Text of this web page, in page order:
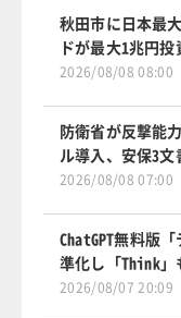
秋田市に日本最
ドが最大1兆円投
2026/08/08 08:00
防衛省が反撃能
ル導入、安保3文
2026/08/08 07:00
ChatGPT無料版
準化し「Think」
2026/08/07 20:09